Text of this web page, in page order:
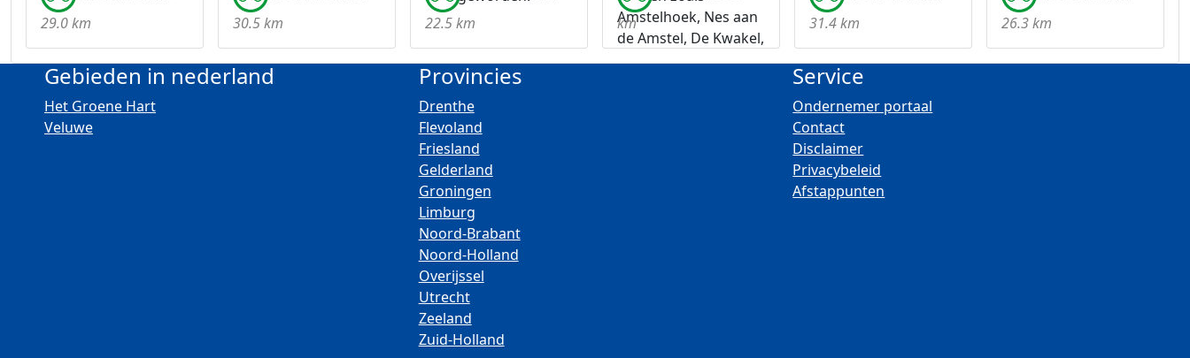
29.0 km
30.5 km
22.5 km
Amstelhoek, Nes aan
de Amstel, De Kwakel,
Aalsmeer en
km
31.4 km
26.3 km
Gebieden in nederland
Het Groene Hart
Veluwe
Provincies
Drenthe
Flevoland
Friesland
Gelderland
Groningen
Limburg
Noord-Brabant
Noord-Holland
Overijssel
Utrecht
Zeeland
Zuid-Holland
Service
Ondernemer portaal
Contact
Disclaimer
Privacybeleid
Afstappunten